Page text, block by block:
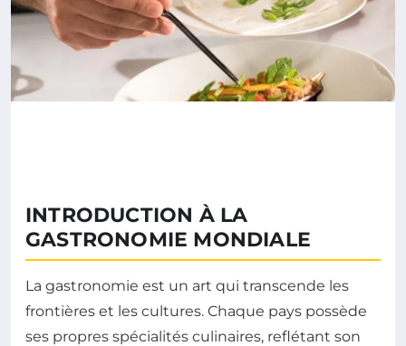
INTRODUCTION À LA
GASTRONOMIE MONDIALE
La gastronomie est un art qui transcende les
frontières et les cultures. Chaque pays possède
ses propres spécialités culinaires, reflétant son